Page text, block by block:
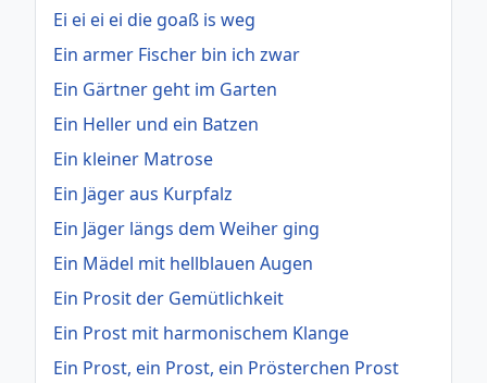
Ei ei ei ei die goaß is weg
Ein armer Fischer bin ich zwar
Ein Gärtner geht im Garten
Ein Heller und ein Batzen
Ein kleiner Matrose
Ein Jäger aus Kurpfalz
Ein Jäger längs dem Weiher ging
Ein Mädel mit hellblauen Augen
Ein Prosit der Gemütlichkeit
Ein Prost mit harmonischem Klange
Ein Prost, ein Prost, ein Prösterchen Prost